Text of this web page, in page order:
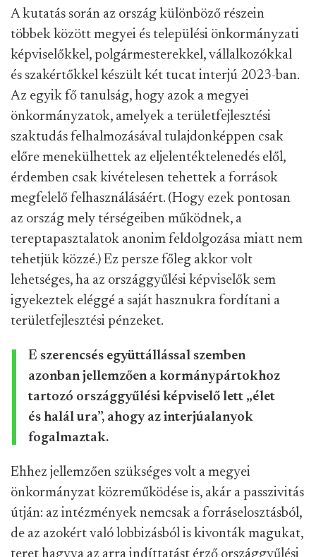
A kutatás során az ország különböző részein
többek között megyei és települési önkormányzati
képviselőkkel, polgármesterekkel, vállalkozókkal
és szakértőkkel készült két tucat interjú 2023-ban.
Az egyik fő tanulság, hogy azok a megyei
önkormányzatok, amelyek a területfejlesztési
szaktudás felhalmozásával tulajdonképpen csak
előre menekülhettek az eljelentéktelenedés elől,
érdemben csak kivételesen tehettek a források
megfelelő felhasználásáért. (Hogy ezek pontosan
az ország mely térségeiben működnek, a
tereptapasztalatok anonim feldolgozása miatt nem
tehetjük közzé.) Ez persze főleg akkor volt
lehetséges, ha az országgyűlési képviselők sem
igyekeztek eléggé a saját hasznukra fordítani a
területfejlesztési pénzeket.
E szerencsés együttállással szemben
azonban jellemzően a kormánypártokhoz
tartozó országgyűlési képviselő lett „élet
és halál ura”, ahogy az interjúalanyok
fogalmaztak.
Ehhez jellemzően szükséges volt a megyei
önkormányzat közreműködése is, akár a passzivitás
útján: az intézmények nemcsak a forráselosztásból,
de az azokért való lobbizásból is kivonták magukat,